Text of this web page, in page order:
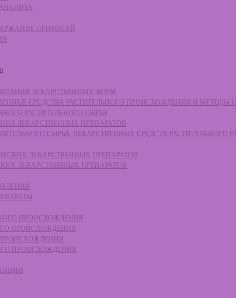
ПРИМЕСЕЙ
ЛЕКАРСТВЕННЫХ ФОРМ
СРЕДСТВА РАСТИТЕЛЬНОГО ПРОИСХОЖДЕНИЯ И МЕТОДЫ
РАСТИТЕЛЬНОГО СЫРЬЯ
ЛЕКАРСТВЕННЫХ ПРЕПАРАТОВ
СЫРЬЯ, ЛЕКАРСТВЕННЫХ СРЕДСТВ РАСТИТЕЛЬНОГО
ЛЕКАРСТВЕННЫХ ПРЕПАРАТОВ
ЛЕКАРСТВЕННЫХ ПРЕПАРАТОВ
ПРОИСХОЖДЕНИЯ
ПРОИСХОЖДЕНИЯ
ПРОИСХОЖДЕНИЯ